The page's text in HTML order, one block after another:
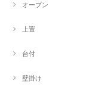
オープン
上置
台付
壁掛け